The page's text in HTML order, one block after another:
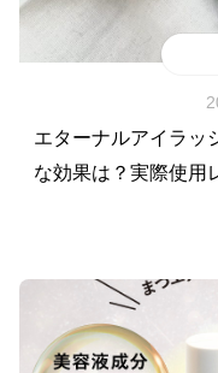
エターナルアイラッ
な効果は？実際使用